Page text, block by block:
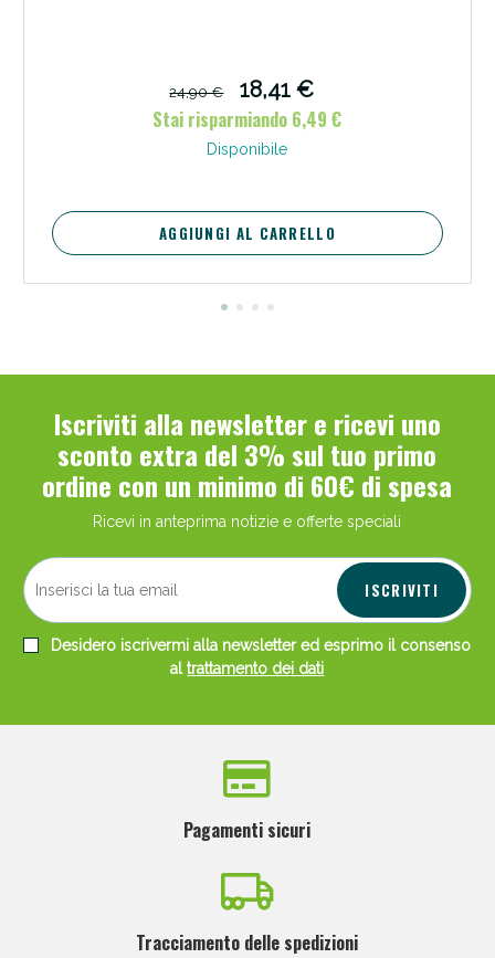
24,90 €
18,41 €
Stai risparmiando 6,49 €
Disponibile
AGGIUNGI AL CARRELLO
Iscriviti alla newsletter e ricevi uno
sconto extra del 3% sul tuo primo
ordine con un minimo di 60€ di spesa
Ricevi in anteprima notizie e offerte speciali
ISCRIVITI
Desidero iscrivermi alla newsletter ed esprimo il consenso
altrattamento dei dati
Pagamenti sicuri
Tracciamento delle spedizioni